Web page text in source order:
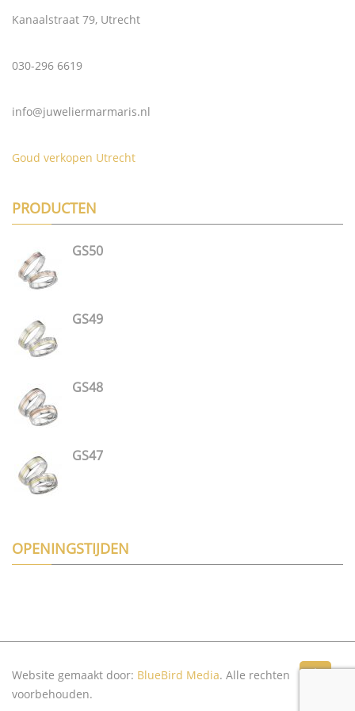
Kanaalstraat 79, Utrecht
030-296 6619
info@juweliermarmaris.nl
Goud verkopen Utrecht
PRODUCTEN
GS50
GS49
GS48
GS47
OPENINGSTIJDEN
Website gemaakt door: BlueBird Media. Alle rechten
voorbehouden.